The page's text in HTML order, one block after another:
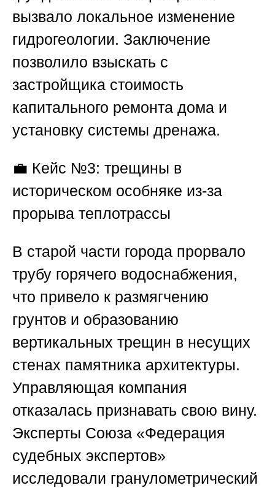
вызвало локальное изменение
гидрогеологии. Заключение
позволило взыскать с
застройщика стоимость
капитального ремонта дома и
установку системы дренажа.
💼 Кейс №3: трещины в
историческом особняке из-за
прорыва теплотрассы
В старой части города прорвало
трубу горячего водоснабжения,
что привело к размягчению
грунтов и образованию
вертикальных трещин в несущих
стенах памятника архитектуры.
Управляющая компания
отказалась признавать свою вину.
Эксперты Союза «Федерация
судебных экспертов»
исследовали гранулометрический